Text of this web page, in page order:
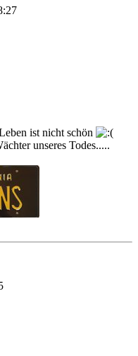
ist nicht schön
unseres Todes.....